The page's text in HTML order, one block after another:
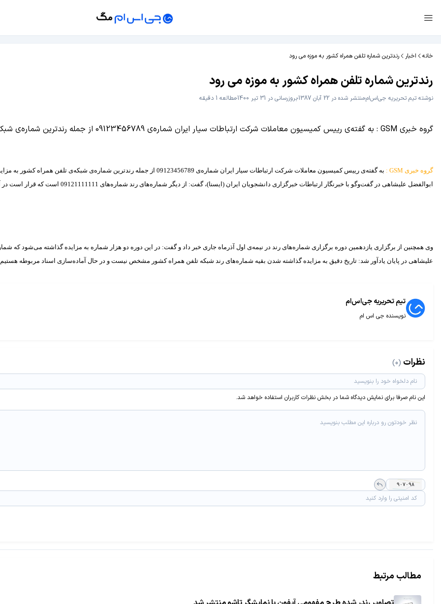
خانه اخبار رندترین شماره تلفن همراه کشور به موزه می رود
رندترین شماره تلفن همراه کشور به موزه می رود
نوشته تیم تحریریه جی‌اس‌اممنتشر شده در 22 آبان 1387 بروزرسانی در 31 تیر 1400
مطالعه 1 دقیقه
گروه خبری GSM : به گفته‌ی رییس كمیسیون معاملات شركت ارتباطات سیار ایران شماره‌ی 09123456789 از جمله رندترین شماره‌ی شبكه‌ی تلفن همراه كشور به مزایده گذاشته نمی‌شود
گروه خبری GSM
: به گفته‌ی رییس كمیسیون معاملات شركت ارتباطات سیار ایران شماره‌ی 09123456789 از جمله رندترین شماره‌ی شبكه‌ی تلفن همراه كشور به مزایده گذاشته نمی‌شود و قرار است به موزه مخابرات برده شود.
ابوالفضل علیشاهی در گفت‌وگو با خبرنگار ارتباطات خبرگزاری دانشجویان ایران (ایسنا)، گفت: از دیگر شماره‌های رند شماره‌های 09121111111 است كه قرار است در آینده به مزایده گذاشته ‌شود اما اكثر شماره‌های رند به مزایده گذاشته شده‌اند.
وی همچنین از برگزاری یازدهمین دوره برگزاری شماره‌های رند در نیمه‌ی اول آذرماه جاری خبر داد و گفت: در این دوره دو هزار شماره به مزایده گذاشته می‌شود كه
علیشاهی در پایان یادآور شد: تاریخ دقیق به مزایده گذاشته شدن بقیه شماره‌های رند شبكه تلفن همراه كشور مشخص نیست و در حال آماده‌سازی اسناد مربوطه
تیم تحریریه جی‌اس‌ام
نویسنده جی اس ام
نظرات (0)
این نام صرفا برای نمایش دیدگاه شما در بخش نظرات کاربران استفاده خواهد شد.
مطالب مرتبط